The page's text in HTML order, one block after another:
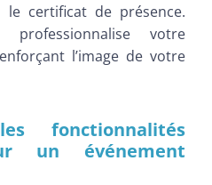
certificat de présence.
votre
l’image de votre
fonctionnalités
un événement